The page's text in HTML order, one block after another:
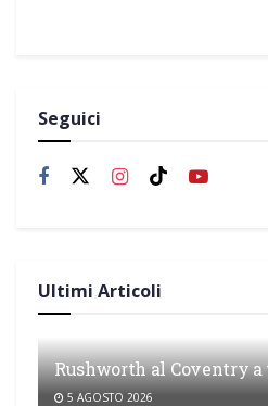
Seguici
Ultimi Articoli
Rushworth al Coventry
5 AGOSTO 2026